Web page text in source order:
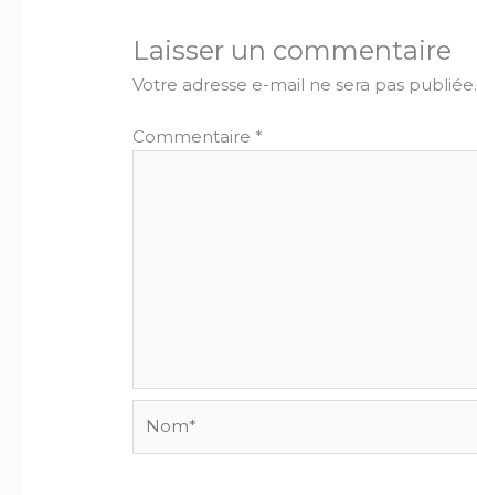
Laisser un commentaire
Votre adresse e-mail ne sera pas publiée.
Commentaire *